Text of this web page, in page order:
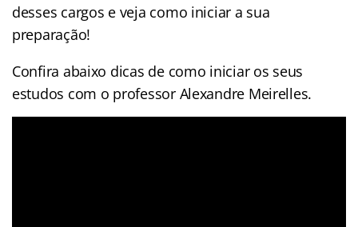
desses cargos e veja como iniciar a sua
preparação!
Confira abaixo dicas de como iniciar os seus
estudos com o professor Alexandre Meirelles.